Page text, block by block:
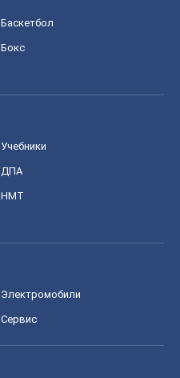
Баскетбол
Бокс
Учебники
ДПА
НМТ
Электромобили
Сервис